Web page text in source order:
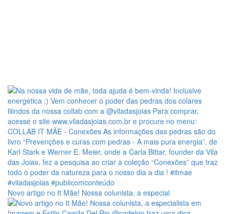
Novo artigo no It Mãe! Nossa colunista, a especial